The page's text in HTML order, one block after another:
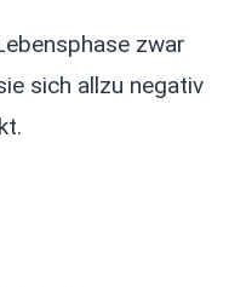
zwar
sich allzu negativ